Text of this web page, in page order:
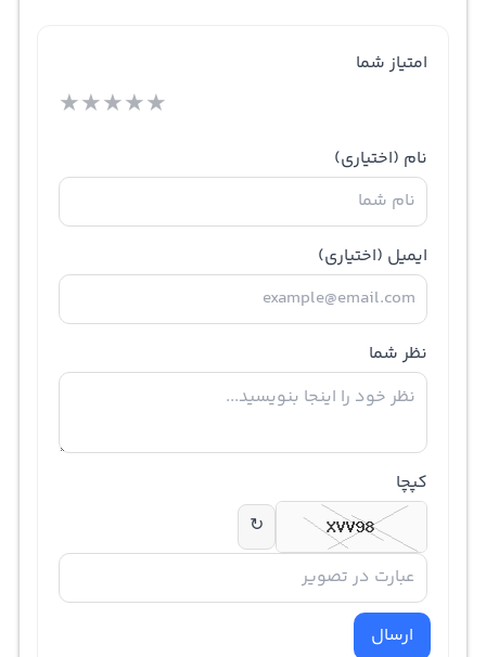
امتیاز شما
★★★★★
نام (اختیاری)
ایمیل (اختیاری)
نظر شما
کپچا
↻
ارسال